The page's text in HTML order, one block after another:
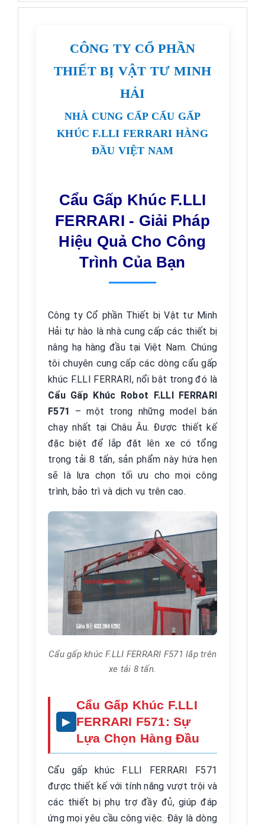
CÔNG TY CỔ PHẦN
THIẾT BỊ VẬT TƯ MINH
HẢI
NHÀ CUNG CẤP CẨU GẤP
KHÚC F.LLI FERRARI HÀNG
ĐẦU VIỆT NAM
Cẩu Gấp Khúc F.LLI
FERRARI - Giải Pháp
Hiệu Quả Cho Công
Trình Của Bạn
Công ty Cổ phần Thiết bị Vật tư Minh
Hải tự hào là nhà cung cấp các thiết bị
nâng hạ hàng đầu tại Việt Nam. Chúng
tôi chuyên cung cấp các dòng cẩu gấp
khúc F.LLI FERRARI, nổi bật trong đó là
Cẩu Gấp Khúc Robot F.LLI FERRARI
F571
– một trong những model bán
chạy nhất tại Châu Âu. Được thiết kế
đặc biệt để lắp đặt lên xe có tổng
trọng tải 8 tấn, sản phẩm này hứa hẹn
sẽ là lựa chọn tối ưu cho mọi công
trình, bảo trì và dịch vụ trên cao.
Cẩu gấp khúc F.LLI FERRARI F571 lắp trên
xe tải 8 tấn.
Cẩu Gấp Khúc F.LLI
FERRARI F571: Sự
Lựa Chọn Hàng Đầu
Cẩu gấp khúc F.LLI FERRARI F571
được thiết kế với tính năng vượt trội và
các thiết bị phụ trợ đầy đủ, giúp đáp
ứng mọi yêu cầu công việc. Đây là dòng